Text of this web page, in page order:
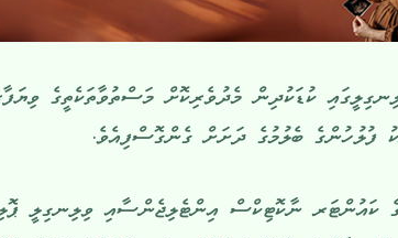
ކުޑަކުދިން މެދުވެރިކޮށް މަސްތުވާތަކެތީގެ
ފުލުހުންގެ ބެލުމުގެ ދަށަށް ގެންގޮސްފިއެވެ.